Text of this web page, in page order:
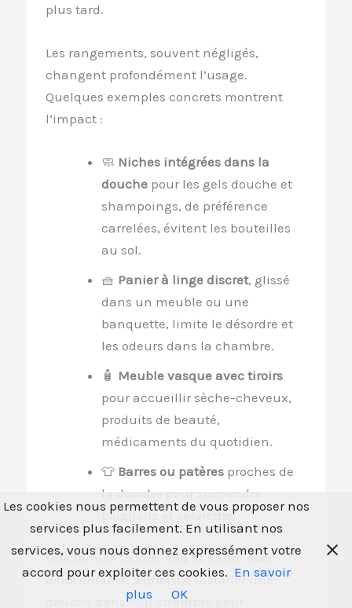
plus tard.
Les rangements, souvent négligés,
changent profondément l’usage.
Quelques exemples concrets montrent
l’impact :
🧼 Niches intégrées dans la
douche pour les gels douche et
shampoings, de préférence
carrelées, évitent les bouteilles
au sol.
🧺 Panier à linge discret, glissé
dans un meuble ou une
banquette, limite le désordre et
les odeurs dans la chambre.
🧴 Meuble vasque avec tiroirs
pour accueillir sèche-cheveux,
produits de beauté,
médicaments du quotidien.
👕 Barres ou patères proches de
la douche pour suspendre
peignoirs et serviettes.
Une famille fictive, Ana et Karim avec
deux enfants, a choisi d’installer une
douche dans leur chambre pour
Les cookies nous permettent de vous proposer nos
services plus facilement. En utilisant nos
services, vous nous donnez expressément votre
accord pour exploiter ces cookies. En savoir
plus
OK